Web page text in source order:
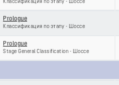
Классификация по этапу - Шоссе
Prologue
Классификация по этапу - Шоссе
Prologue
Stage General Classification - Шоссе